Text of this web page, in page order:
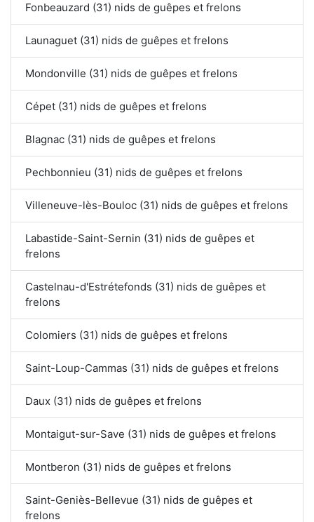
Fonbeauzard (31) nids de guêpes et frelons
Launaguet (31) nids de guêpes et frelons
Mondonville (31) nids de guêpes et frelons
Cépet (31) nids de guêpes et frelons
Blagnac (31) nids de guêpes et frelons
Pechbonnieu (31) nids de guêpes et frelons
Villeneuve-lès-Bouloc (31) nids de guêpes et frelons
Labastide-Saint-Sernin (31) nids de guêpes et
frelons
Castelnau-d'Estrétefonds (31) nids de guêpes et
frelons
Colomiers (31) nids de guêpes et frelons
Saint-Loup-Cammas (31) nids de guêpes et frelons
Daux (31) nids de guêpes et frelons
Montaigut-sur-Save (31) nids de guêpes et frelons
Montberon (31) nids de guêpes et frelons
Saint-Geniès-Bellevue (31) nids de guêpes et
frelons